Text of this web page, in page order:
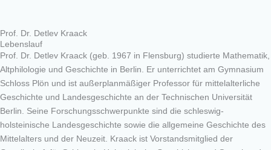
Prof. Dr. Detlev Kraack
Lebenslauf
Prof. Dr. Detlev Kraack (geb. 1967 in Flensburg) studierte Mathematik,
Altphilologie und Geschichte in Berlin. Er unterrichtet am Gymnasium
Schloss Plön und ist außerplanmäßiger Professor für mittelalterliche
Geschichte und Landesgeschichte an der Technischen Universität
Berlin. Seine Forschungsschwerpunkte sind die schleswig-
holsteinische Landesgeschichte sowie die allgemeine Geschichte des
Mittelalters und der Neuzeit. Kraack ist Vorstandsmitglied der